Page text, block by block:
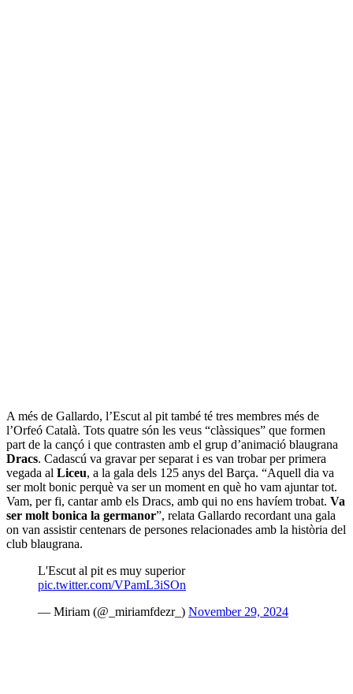
A més de Gallardo, l’Escut al pit també té tres membres més de
l’Orfeó Català. Tots quatre són les veus “clàssiques” que formen
part de la cançó i que contrasten amb el grup d’animació blaugrana
Dracs. Cadascú va gravar per separat i es van trobar per primera
vegada al Liceu, a la gala dels 125 anys del Barça. “Aquell dia va
ser molt bonic perquè va ser un moment en què ho vam ajuntar tot.
Vam, per fi, cantar amb els Dracs, amb qui no ens havíem trobat. Va
ser molt bonica la germanor”, relata Gallardo recordant una gala
on van assistir centenars de persones relacionades amb la història del
club blaugrana.
L'Escut al pit es muy superior
pic.twitter.com/VPamL3iSOn
— Miriam (@_miriamfdezr_) November 29, 2024